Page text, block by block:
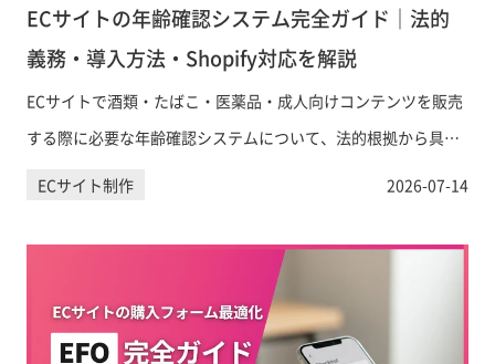
ECサイトの年齢確認システム完全ガイド｜法的
義務・導入方法・Shopify対応を解説
ECサイトで酒類・たばこ・医薬品・成人向けコンテンツを販売
する際に必要な年齢確認システムについて、法的根拠から具体
的な導入方法、UXへの影響まで実務担当者向けに詳しく解説し
ECサイト制作 2026-07-14